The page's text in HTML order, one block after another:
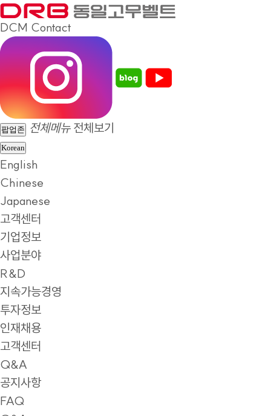
DCM Contact
팝업존 전체메뉴 전체보기
Korean
English
Chinese
Japanese
고객센터
기업정보
사업분야
R&D
지속가능경영
투자정보
인재채용
고객센터
Q&A
공지사항
FAQ